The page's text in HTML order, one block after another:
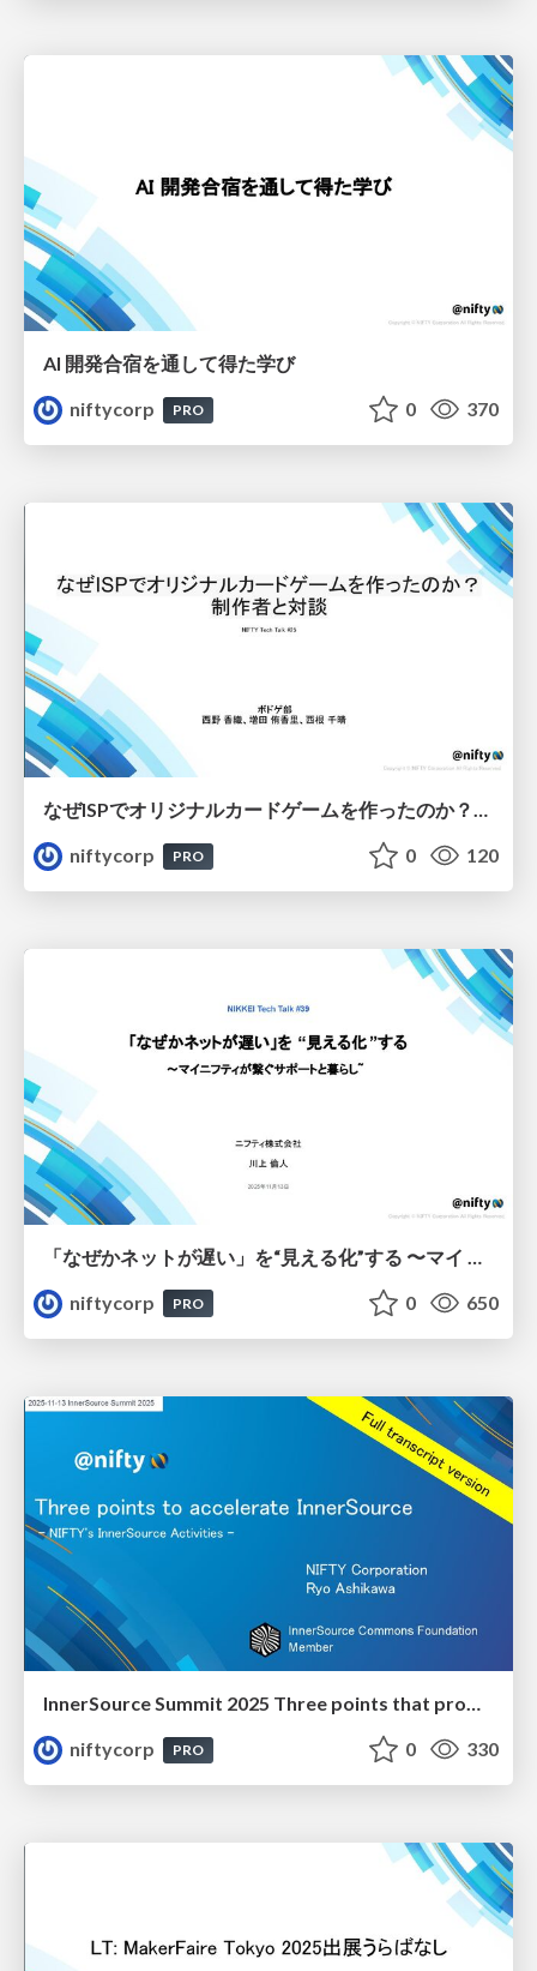
AI 開発合宿を通して得た学び
niftycorp
PRO 0 370
なぜISPでオリジナルカードゲームを作ったのか？制作者と対談 - NIFTY Tech Talk #25
niftycorp
PRO 0 120
niftycorp
PRO 0 650
InnerSource Summit 2025 Three points that promoted innersource activities
niftycorp
PRO 0 330